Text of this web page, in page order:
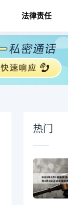
法律责任
热门